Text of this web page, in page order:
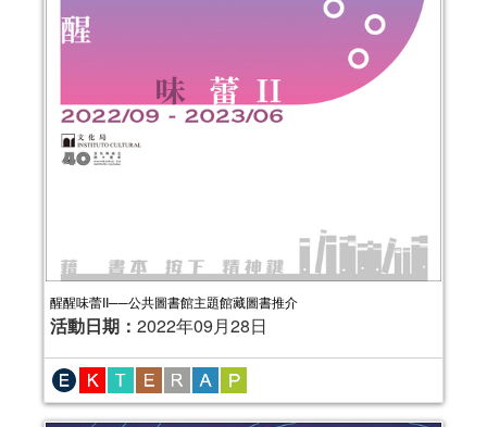
醒醒味蕾II──公共圖書館主題館藏圖書推介
活動日期： 2022年09月28日